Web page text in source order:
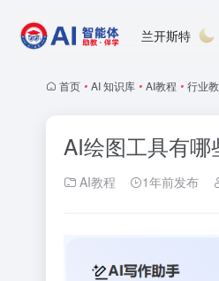
兰开斯特
首页 • AI 知识库 • AI教程 • 行业
AI绘图工具有
AI教程 1年前发布